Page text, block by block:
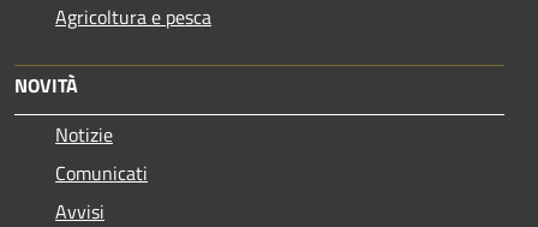
Agricoltura e pesca
NOVITÀ
Notizie
Comunicati
Avvisi